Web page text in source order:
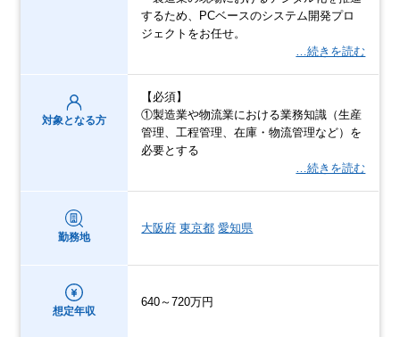
するため、PCベースのシステム開発プロ
ジェクトをお任せ。
…続きを読む
対象となる方
【必須】
①製造業や物流業における業務知識（生産
管理、工程管理、在庫・物流管理など）を
必要とする
…続きを読む
勤務地
大阪府 東京都 愛知県
想定年収
640～720万円